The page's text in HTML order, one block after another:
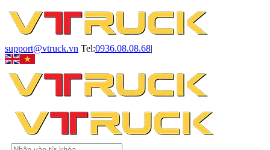
support@vtruck.vn Tel:0936.08.08.68|